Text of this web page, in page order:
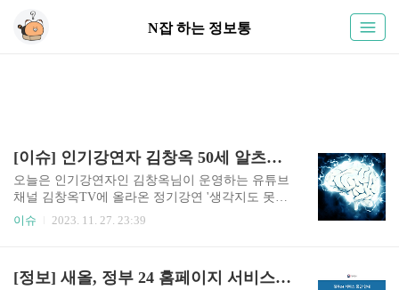
N잡 하는 정보통
[이슈] 인기강연자 김창옥 50세 알츠하이머 의심 증상 및 원인
오늘은 인기강연자인 김창옥님이 운영하는 유튜브
채널 김창옥TV에 올라온 정기강연 '생각지도 못한
위기가 내 인생을 뒤흔들 때'에 언급된 알츠하이머
억을 하려하면 스트레스를 심하게 받아서 뇌신경
이슈 2023. 11. 27. 23:39
[정보] 새올, 정부 24 홈페이지 서비스 중단 기간 및 원인, 이유